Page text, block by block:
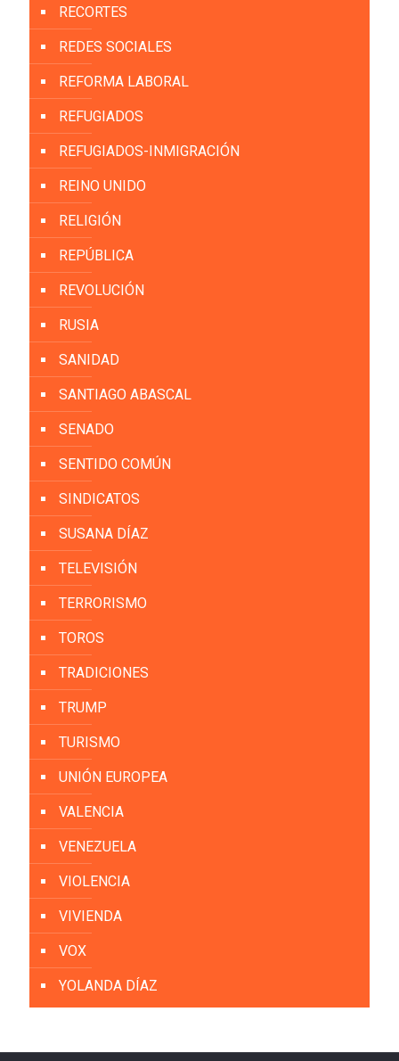
RECORTES
REDES SOCIALES
REFORMA LABORAL
REFUGIADOS
REFUGIADOS-INMIGRACIÓN
REINO UNIDO
RELIGIÓN
REPÚBLICA
REVOLUCIÓN
RUSIA
SANIDAD
SANTIAGO ABASCAL
SENADO
SENTIDO COMÚN
SINDICATOS
SUSANA DÍAZ
TELEVISIÓN
TERRORISMO
TOROS
TRADICIONES
TRUMP
TURISMO
UNIÓN EUROPEA
VALENCIA
VENEZUELA
VIOLENCIA
VIVIENDA
VOX
YOLANDA DÍAZ